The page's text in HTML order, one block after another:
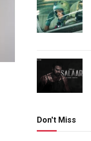
Don't Miss